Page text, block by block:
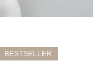
BESTSELLER